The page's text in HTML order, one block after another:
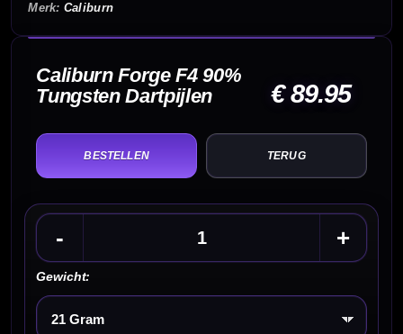
Caliburn
Caliburn Forge F4 90%
Tungsten Dartpijlen
€ 89.95
TERUG
- +
Gewicht:
Kies een optie